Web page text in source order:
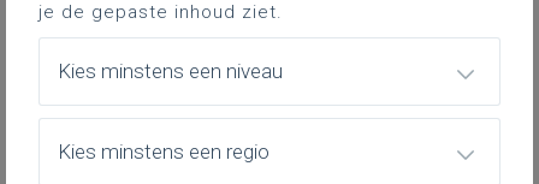
Je vindt hier adviezen en documenten die
je ondersteunen bij het organiseren en
begeleiden van werkplekleren in de
studierichting Mechanische vormgeving -
3de graad.
je de gepaste inhoud ziet.
Kies minstens een niveau
Kies minstens een regio